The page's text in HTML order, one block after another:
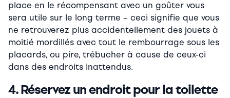
place en le récompensant avec un goûter vous
sera utile sur le long terme – ceci signifie que vous
ne retrouverez plus accidentellement des jouets à
moitié mordillés avec tout le rembourrage sous les
placards, ou pire, trébucher à cause de ceux-ci
dans des endroits inattendus.
4. Réservez un endroit pour la toilette